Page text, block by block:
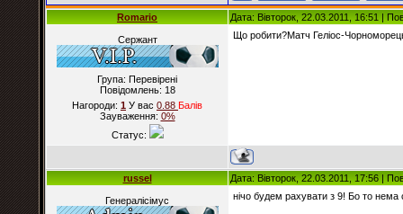
Romario Дата: Вівторок, 22.03.2011, 16:51 |
Сержант
Група: Перевірені
Повідомлень: 18
Нагороди: 1 У вас 0.88 Балiв
Зауваження: 0%
Статус:
Що робити?Матч Геліос-
russel Дата: Вівторок, 22.03.2011, 17:56 |
Генералісімус нічо будем рахувати з 9! Бо то нема